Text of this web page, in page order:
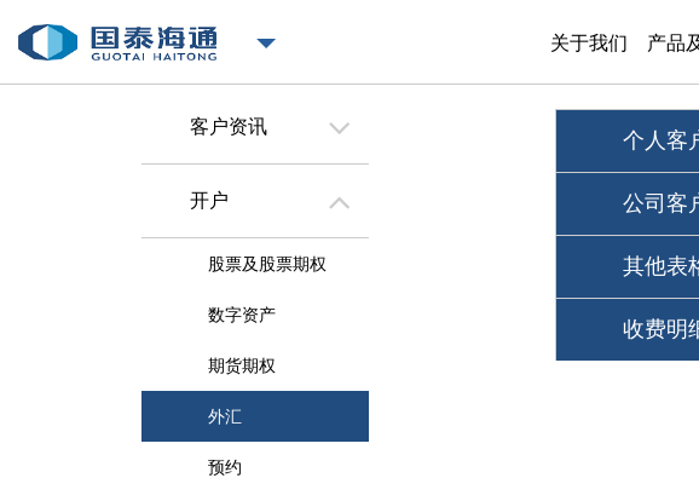
关于我们 产品
客户资讯
开户
股票及股票期权
数字资产
期货期权
外汇
预约
个人客
公司客
其他表
收费明